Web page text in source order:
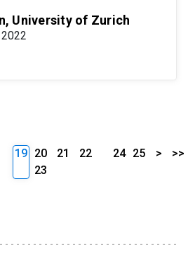
University of Zurich
19 20 21
22
23
24 25 > >>